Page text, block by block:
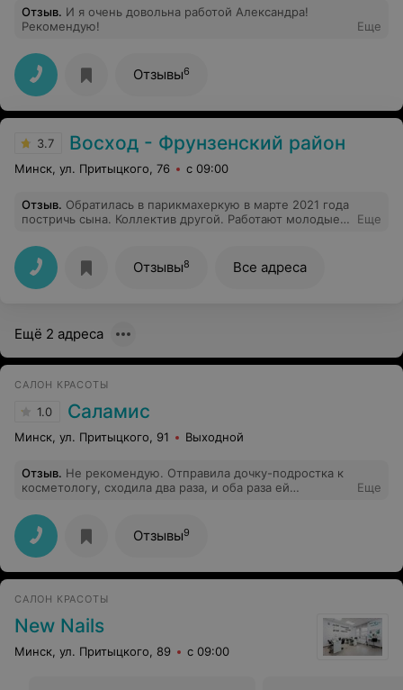
Отзыв. И я очень довольна работой Александра!
Рекомендую!
Еще
Отзывы6
3.7 Восход - Фрунзенский район
Минск, ул. Притыцкого, 76 с 09:00
Отзыв. Обратилась в парикмахеркую в марте 2021 года
постричь сына. Коллектив другой. Работают молодые
молодёжи надо на ком то набить руку и набраться
опыта. В парикмахерской пробыла 2 часа, из них 1 час
в очереди (передо мной только 1 человек был) 1 час
стрижка. Три раза переделывали свою работу. Больше
Еще
Отзывы8 Все адреса
Ещё 2 адреса
САЛОН КРАСОТЫ
1.0 Саламис
Минск, ул. Притыцкого, 91 Выходной
Отзыв. Не рекомендую. Отправила дочку-подростка к
косметологу, сходила два раза, и оба раза ей
просьбу дать воды администратор ответила, что
магазин за углом.
Еще
Отзывы9
САЛОН КРАСОТЫ
New Nails
Минск, ул. Притыцкого, 89 с 09:00